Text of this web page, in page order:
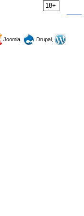
18+
Joomla,
Drupal,